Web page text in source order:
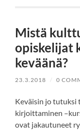
Mistä
opiskelijat
keväänä?
23.3.2018 / 0
Keväisin jo
kirjoittaminen
ovat jakautuneet